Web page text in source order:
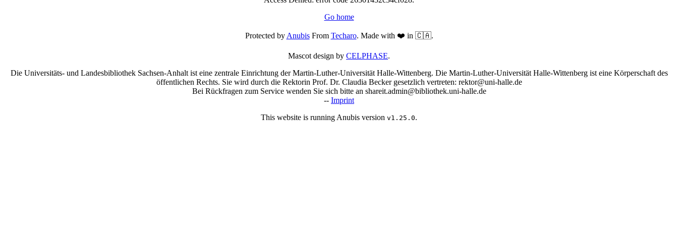
Go home
Protected byAnubisFrom Techaro. Made with ❤️ in 🇨🇦.
Mascot design by CELPHASE.
Die Universitäts- und Landesbibliothek Sachsen-Anhalt ist eine zentrale Einrichtung der Martin-Luther-Universität Halle-Wittenberg. Die Martin-Luther-Universität Halle-Wittenberg ist eine Körperschaft des
öffentlichen Rechts. Sie wird durch die Rektorin Prof. Dr. Claudia Becker gesetzlich vertreten: rektor@uni-halle.de
Bei Rückfragen zum Service wenden Sie sich bitte an shareit.admin@bibliothek.uni-halle.de
-- Imprint
This website is running Anubis version v1.25.0.